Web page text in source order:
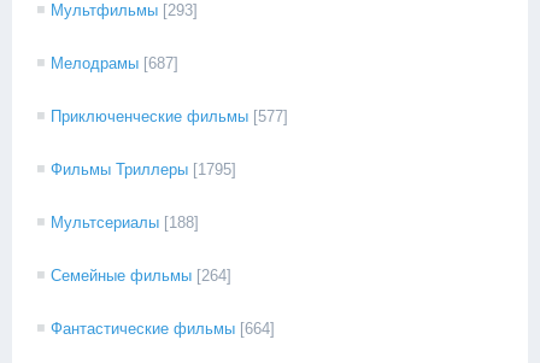
Мультфильмы [293]
Мелодрамы [687]
Приключенческие фильмы [577]
Фильмы Триллеры [1795]
Мультсериалы [188]
Семейные фильмы [264]
Фантастические фильмы [664]